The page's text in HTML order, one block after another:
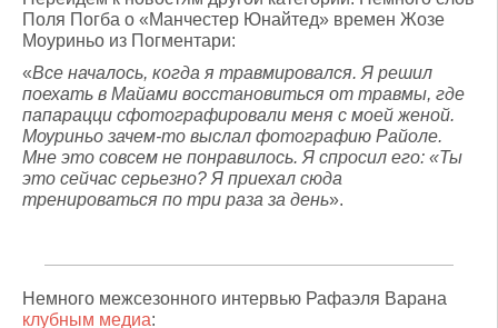
Поля Погба о «Манчестер Юнайтед» времен Жозе
Моуриньо из Погментари:
«Все началось, когда я травмировался. Я решил
поехать в Майами восстановиться от травмы, где
папарацци сфотографировали меня с моей женой.
Моуриньо зачем-то выслал фотографию Райоле.
Мне это совсем не понравилось. Я спросил его: «Ты
это сейчас серьезно? Я приехал сюда
тренироваться по три раза за день».
Немного межсезонного интервью Рафаэля Варана
клубным медиа: